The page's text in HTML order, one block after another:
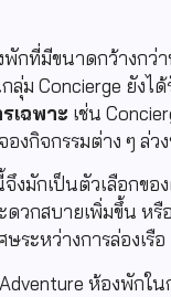
กที่มีขนาดกว้างกว่า
ลุ่ม Concierge ยังได้
เฉพาะ เช่น
องกิจกรรมต่าง ๆ ล่ว
งมักเป็นตัวเลือกขอ
ดวกสบายเพิ่มขึ้น หรื
ระหว่างการล่องเรือ
ห้องพักใน